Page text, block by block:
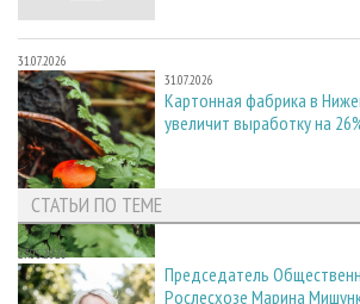
31.07.2026
31.07.2026
Картонная фабрика в
увеличит выработку на
СТАТЬИ ПО ТЕМЕ
27.05.2026
Председатель
Рослесхозе Марина